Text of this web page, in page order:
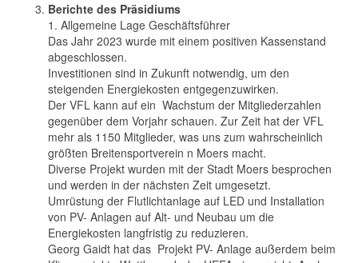
Berichte des Präsidiums
1. Allgemeine Lage Geschäftsführer
Das Jahr 2023 wurde mit einem positiven Kassenstand
abgeschlossen.
Investitionen sind in Zukunft notwendig, um den
steigenden Energiekosten entgegenzuwirken.
Der VFL kann auf ein Wachstum der Mitgliederzahlen
gegenüber dem Vorjahr schauen. Zur Zeit hat der VFL
mehr als 1150 Mitglieder, was uns zum wahrscheinlich
größten Breitensportverein n Moers macht.
Diverse Projekt wurden mit der Stadt Moers besprochen
und werden in der nächsten Zeit umgesetzt.
Umrüstung der Flutlichtanlage auf LED und Installation
von PV- Anlagen auf Alt- und Neubau um die
Energiekosten langfristig zu reduzieren.
Georg Gaidt hat das Projekt PV- Anlage außerdem beim